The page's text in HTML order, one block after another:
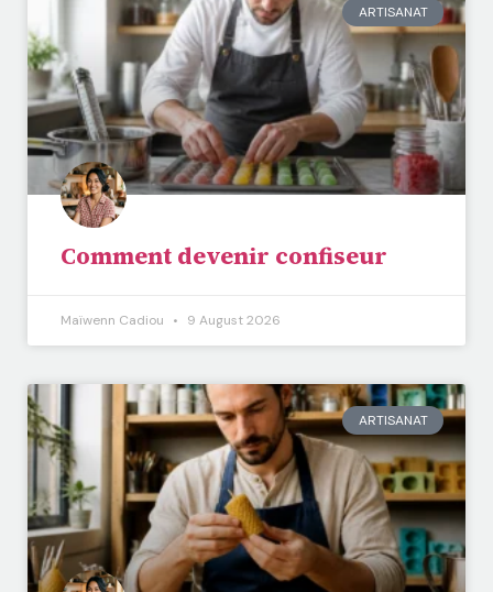
ARTISANAT
Comment devenir confiseur
Maïwenn Cadiou 9 August 2026
ARTISANAT